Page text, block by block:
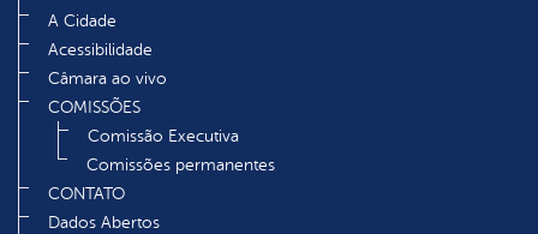
A Cidade
Acessibilidade
Câmara ao vivo
COMISSÕES
Comissão Executiva
Comissões permanentes
CONTATO
Dados Abertos